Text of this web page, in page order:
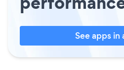
See apps in